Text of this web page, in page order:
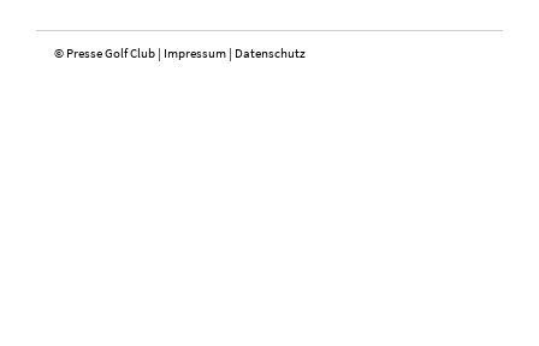
© Presse Golf Club | Impressum | Datenschutz